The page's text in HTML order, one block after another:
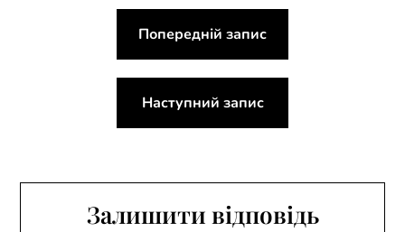
Навігація
Попередній запис
Наступний запис
Залишити відповідь